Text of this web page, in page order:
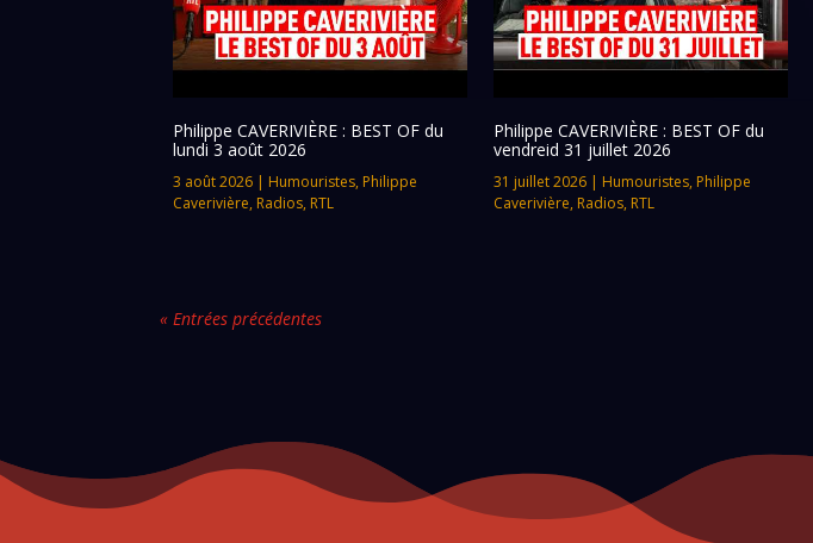
Philippe CAVERIVIÈRE : BEST OF du
lundi 3 août 2026
3 août 2026 | Humouristes, Philippe
Caverivière, Radios, RTL
Philippe CAVERIVIÈRE : BEST OF du
vendreid 31 juillet 2026
31 juillet 2026| Humouristes, Philippe
Caverivière, Radios, RTL
« Entrées précédentes